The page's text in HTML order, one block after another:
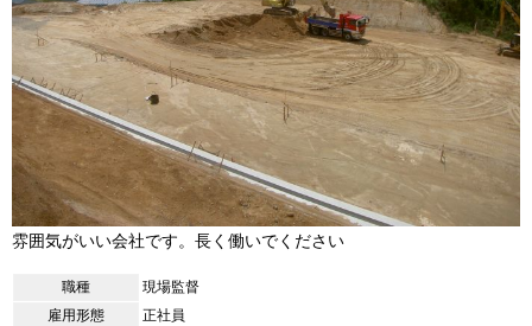
雰囲気がいい会社です。長く働いでください
職種
現場監督
雇用形態
正社員